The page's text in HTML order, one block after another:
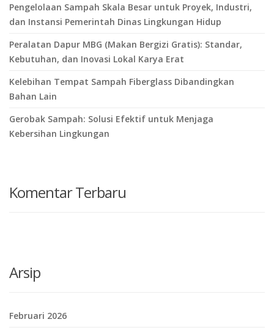
Pengelolaan Sampah Skala Besar untuk Proyek, Industri,
dan Instansi Pemerintah Dinas Lingkungan Hidup
Peralatan Dapur MBG (Makan Bergizi Gratis): Standar,
Kebutuhan, dan Inovasi Lokal Karya Erat
Kelebihan Tempat Sampah Fiberglass Dibandingkan
Bahan Lain
Gerobak Sampah: Solusi Efektif untuk Menjaga
Kebersihan Lingkungan
Komentar Terbaru
Arsip
Februari 2026